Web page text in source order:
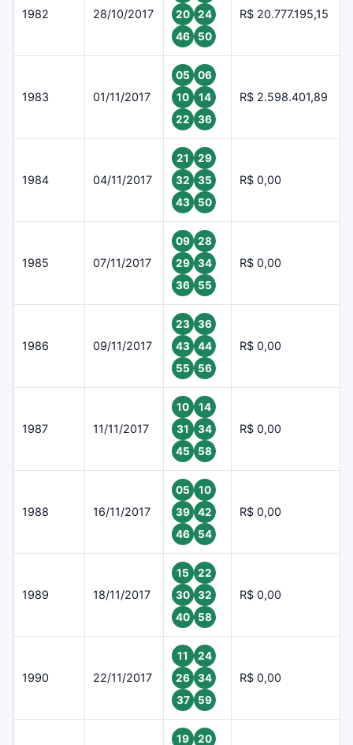
1982 28/10/2017
20
24
46
50
R$ 20.777.195,15
1983 01/11/2017
05
06
10
14
22
36
R$ 2.598.401,89
1984 04/11/2017
21
29
32
35
43
50
R$ 0,00
1985 07/11/2017
09
28
29
34
36
55
R$ 0,00
1986 09/11/2017
23
36
43
44
55
56
R$ 0,00
1987 11/11/2017
10
14
31
34
45
58
R$ 0,00
1988 16/11/2017
05
10
39
42
46
54
R$ 0,00
1989 18/11/2017
15
22
30
32
40
58
R$ 0,00
1990 22/11/2017
11
24
26
34
37
59
R$ 0,00
19
20